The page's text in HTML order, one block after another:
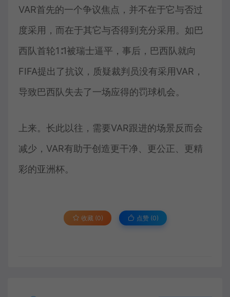
VAR首先的一个争议焦点，并不在于它与否过
度采用，而在于其它与否得到充分采用。如巴
西队首轮1∶1被瑞士逼平，事后，巴西队就向
FIFA提出了抗议，质疑裁判员没有采用VAR，
导致巴西队失去了一场应得的罚球机会。
上来。长此以往，需要VAR跟进的场景反而会
减少，VAR有助于创造更干净、更公正、更精
彩的亚洲杯。
收藏 (0) 点赞 (0)